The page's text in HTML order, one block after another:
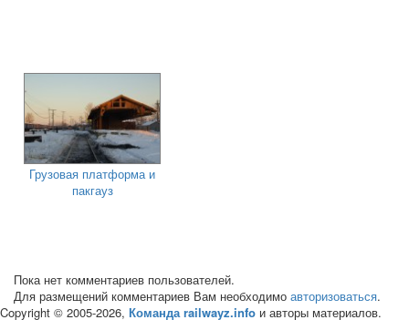
Грузовая платформа и
пакгауз
Пока нет комментариев пользователей.
Для размещений комментариев Вам необходимо авторизоваться.
Copyright © 2005-2026, Команда railwayz.info и авторы материалов.